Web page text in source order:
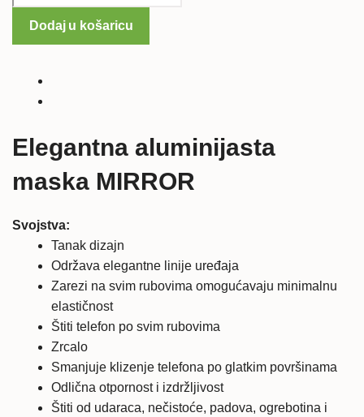
626
Dodaj u košaricu
Elegantna aluminijasta
maska MIRROR
Svojstva:
Tanak dizajn
Održava elegantne linije uređaja
Zarezi na svim rubovima omogućavaju minimalnu
elastičnost
Štiti telefon po svim rubovima
Zrcalo
Smanjuje klizenje telefona po glatkim površinama
Odlična otpornost i izdržljivost
Štiti od udaraca, nečistoće, padova, ogrebotina i